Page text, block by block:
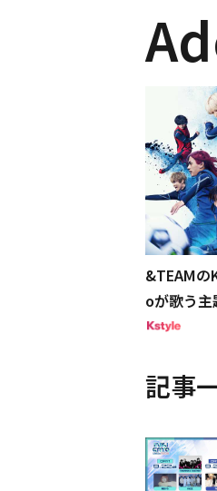
&TEAMの
oが歌う
ボPV解禁
記事